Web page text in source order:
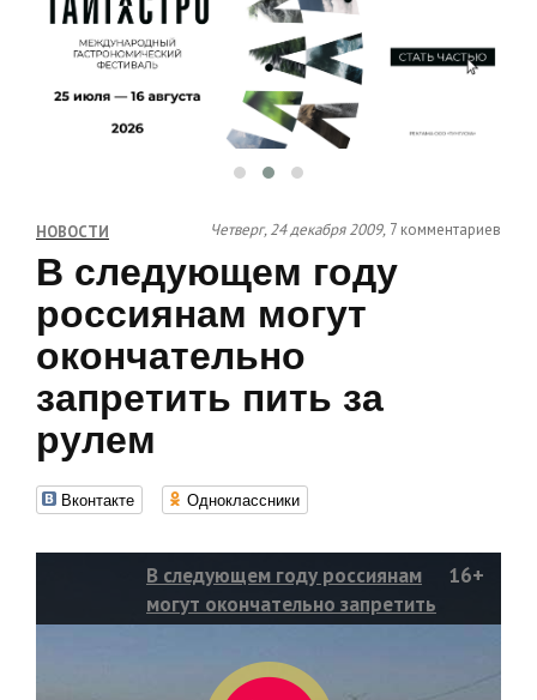
НОВОСТИ Четверг, 24 декабря 2009, 7 комментариев
В следующем году
россиянам могут
окончательно
запретить пить за
рулем
Вконтакте Одноклассники
В следующем году россиянам
могут окончательно запретить
пить за рулем
16+